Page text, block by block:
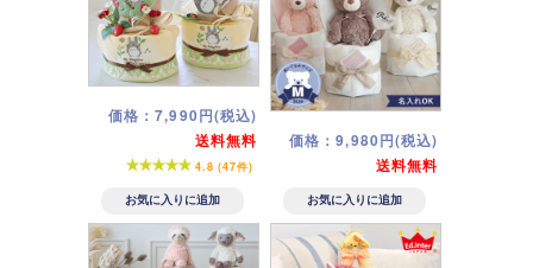
価格：7,990円(税込)
送料無料
4.8 (47件)
価格：9,980円(税込)
送料無料